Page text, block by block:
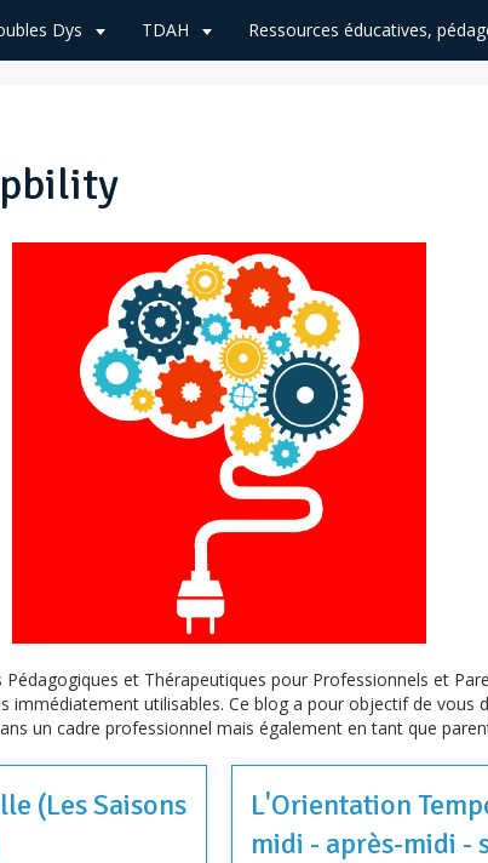
Dys TDAH Ressources éducatives,
Pédagogiques et Thérapeutiques pour Professionnels et
immédiatement utilisables. Ce blog a pour objectif de vous
un cadre professionnel mais également en tant que
(Les Saisons
L'Orientation
midi - après-midi -